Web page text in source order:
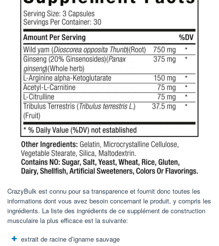
CrazyBulk est connu pour sa transparence et fournit donc toutes les
informations dont vous avez besoin concernant le produit, y compris les
ingrédients. La liste des ingrédients de ce supplément de construction
musculaire la plus efficace est la suivante:
extrait de racine d’igname sauvage